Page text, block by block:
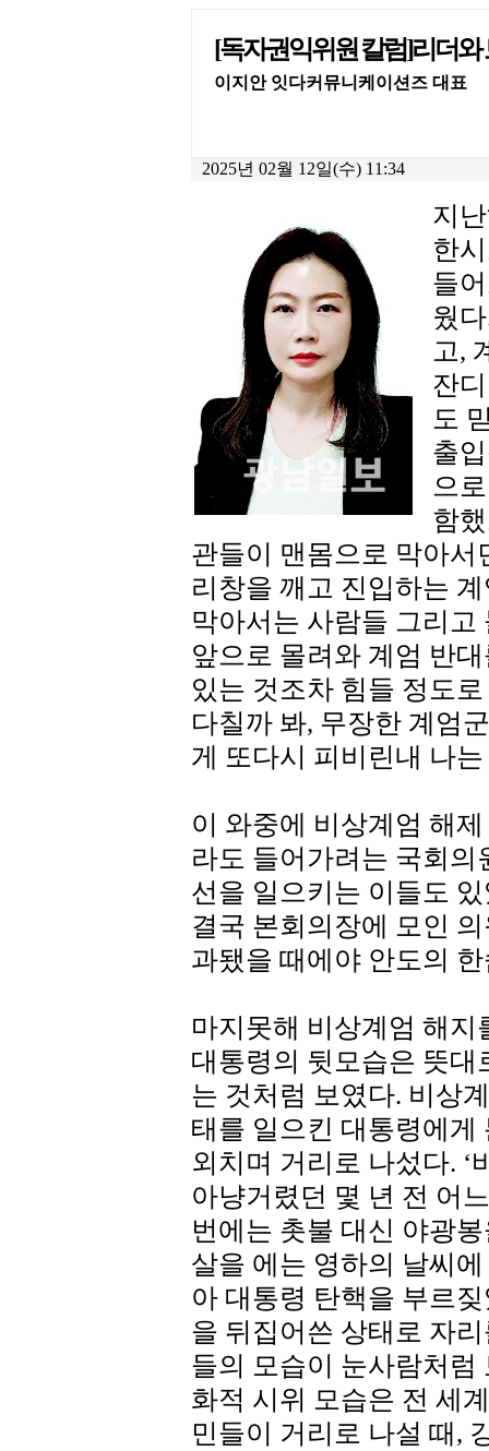
[독자권익위원 칼럼]리더와
이지안 잇다커뮤니케이션즈 대표
2025년 02월 12일(수) 11:34
지
한
들
웠
고,
잔
도
출
으
함
관들이 맨몸으로 막아서
리창을 깨고 진입하는
막아서는 사람들 그리고
앞으로 몰려와 계엄 반
있는 것조차 힘들 정도
다칠까 봐, 무장한 계엄
게 또다시 피비린내 나
이 와중에 비상계엄 해
라도 들어가려는 국회의
선을 일으키는 이들도
결국 본회의장에 모인
과됐을 때에야 안도의
마지못해 비상계엄 해
대통령의 뒷모습은 뜻대
는 것처럼 보였다. 비상
태를 일으킨 대통령에게
외치며 거리로 나섰다. ‘
아냥거렸던 몇 년 전 어
번에는 촛불 대신 야광
살을 에는 영하의 날씨
아 대통령 탄핵을 부르
을 뒤집어쓴 상태로 자
들의 모습이 눈사람처럼
화적 시위 모습은 전 세
민들이 거리로 나설 때,